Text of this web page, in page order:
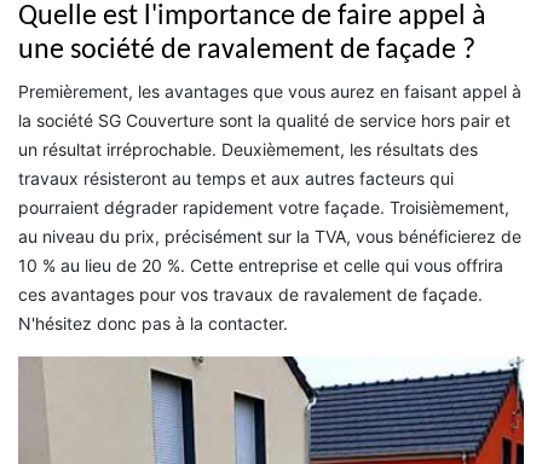
Quelle est l'importance de faire appel à
une société de ravalement de façade ?
Premièrement, les avantages que vous aurez en faisant appel à
la société SG Couverture sont la qualité de service hors pair et
un résultat irréprochable. Deuxièmement, les résultats des
travaux résisteront au temps et aux autres facteurs qui
pourraient dégrader rapidement votre façade. Troisièmement,
au niveau du prix, précisément sur la TVA, vous bénéficierez de
10 % au lieu de 20 %. Cette entreprise et celle qui vous offrira
ces avantages pour vos travaux de ravalement de façade.
N'hésitez donc pas à la contacter.